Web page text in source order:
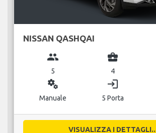
NISSAN QASHQAI
group
5
business_center
4
miscellaneous_services
Manuale
login
5 Porta
VISUALIZZA I